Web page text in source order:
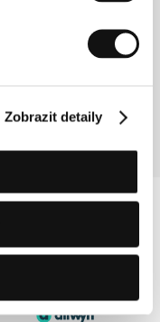
Zobrazit detaily